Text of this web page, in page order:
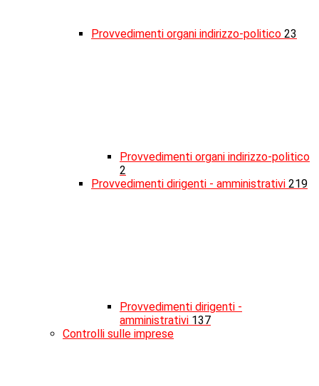
Provvedimenti organi indirizzo-politico 23
Provvedimenti organi indirizzo-politico
2
Provvedimenti dirigenti - amministrativi 219
Provvedimenti dirigenti -
amministrativi 137
Controlli sulle imprese